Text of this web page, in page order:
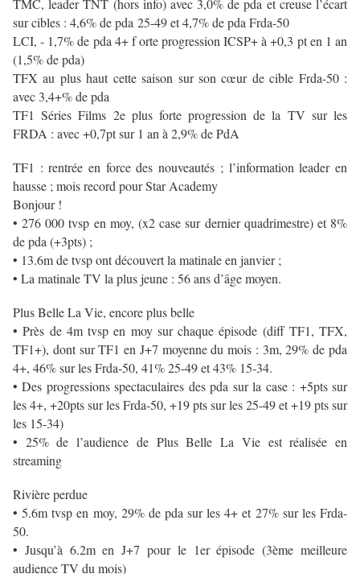
TMC, leader TNT (hors info) avec 3,0% de pda et creuse l’écart
sur cibles : 4,6% de pda 25-49 et 4,7% de pda Frda-50
LCI, - 1,7% de pda 4+ f orte progression ICSP+ à +0,3 pt en 1 an
(1,5% de pda)
TFX au plus haut cette saison sur son cœur de cible Frda-50 :
avec 3,4+% de pda
TF1 Séries Films 2e plus forte progression de la TV sur les
FRDA : avec +0,7pt sur 1 an à 2,9% de PdA
TF1 : rentrée en force des nouveautés ; l’information leader en
hausse ; mois record pour Star Academy
Bonjour !
• 276 000 tvsp en moy, (x2 case sur dernier quadrimestre) et 8%
de pda (+3pts) ;
• 13.6m de tvsp ont découvert la matinale en janvier ;
• La matinale TV la plus jeune : 56 ans d’âge moyen.
Plus Belle La Vie, encore plus belle
• Près de 4m tvsp en moy sur chaque épisode (diff TF1, TFX,
TF1+), dont sur TF1 en J+7 moyenne du mois : 3m, 29% de pda
4+, 46% sur les Frda-50, 41% 25-49 et 43% 15-34.
• Des progressions spectaculaires des pda sur la case : +5pts sur
les 4+, +20pts sur les Frda-50, +19 pts sur les 25-49 et +19 pts sur
les 15-34)
• 25% de l’audience de Plus Belle La Vie est réalisée en
streaming
Rivière perdue
• 5.6m tvsp en moy, 29% de pda sur les 4+ et 27% sur les Frda-
50.
• Jusqu’à 6.2m en J+7 pour le 1er épisode (3ème meilleure
audience TV du mois)